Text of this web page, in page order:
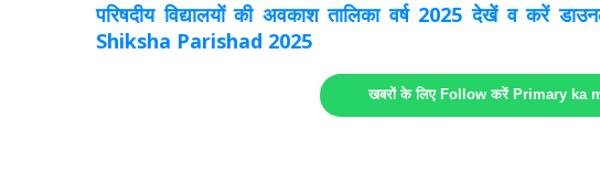
परिषदीय विद्यालयों की अवकाश तालिका वर्ष 2025 देखें व
Shiksha Parishad 2025
खबरों के लिए Follow करें Primary ka